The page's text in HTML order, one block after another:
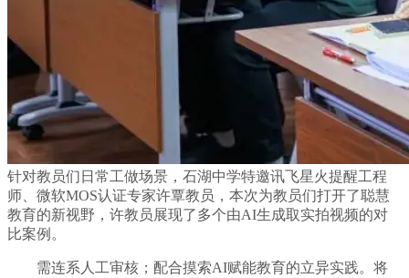
针对教员们日常工做场景，石湖中学特邀讯飞星火提醒工程
师、微软MOS认证专家许覃教员，本次为教员们打开了聪慧
教育的新视野，许教员展现了多个由AI生成取实拍视频的对
比案例。
需连系人工审核；配合摸索AI赋能教育的立异实践。将